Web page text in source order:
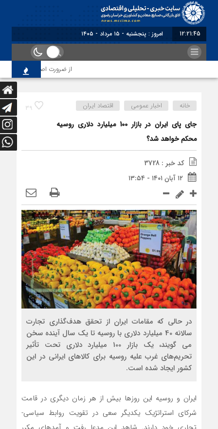
12:21:45 برابر با : Thursday - 6 Au
از ضرورت اصلاح رویه‌های
39 خانه اخبار عمومی اقتصاد ایران
جای پای ایران در بازار 100 میلیارد دلاری روسیه
محکم خواهد شد؟
کد خبر : 3728
۱۲ آبان ۱۴۰۱ - ۱۳:۵۴
در حالی که مقامات ایران از تحقق هدف‌گذاری تجارت
سالانه 40 میلیارد دلاری با روسیه تا یک سال آینده سخن
می گویند، یک بازار 100 میلیارد دلاری تحت تأثیر
تحریم‌های غرب علیه روسیه برای کالاهای ایرانی در این
کشور ایجاد شده است.
ایران و روسیه این روزها بیش از هر زمان دیگری در قامت
شرکای استراتژیک یکدیگر سعی در تقویت روابط سیاسی-